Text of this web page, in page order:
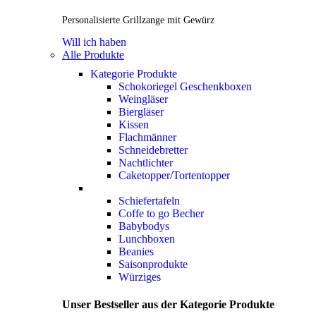
Personalisierte Grillzange mit Gewürz
Will ich haben
Alle Produkte
Kategorie Produkte
Schokoriegel Geschenkboxen
Weingläser
Biergläser
Kissen
Flachmänner
Schneidebretter
Nachtlichter
Caketopper/Tortentopper
Schiefertafeln
Coffe to go Becher
Babybodys
Lunchboxen
Beanies
Saisonprodukte
Würziges
Unser Bestseller aus der Kategorie Produkte